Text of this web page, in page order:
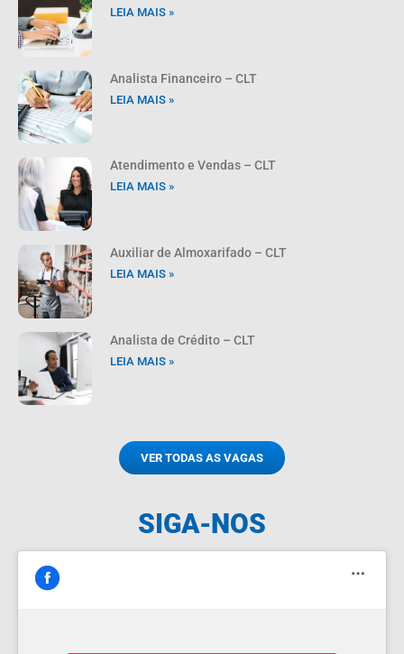
LEIA MAIS »
Analista Financeiro – CLT
LEIA MAIS »
Atendimento e Vendas – CLT
LEIA MAIS »
Auxiliar de Almoxarifado – CLT
LEIA MAIS »
Analista de Crédito – CLT
LEIA MAIS »
VER TODAS AS VAGAS
SIGA-NOS